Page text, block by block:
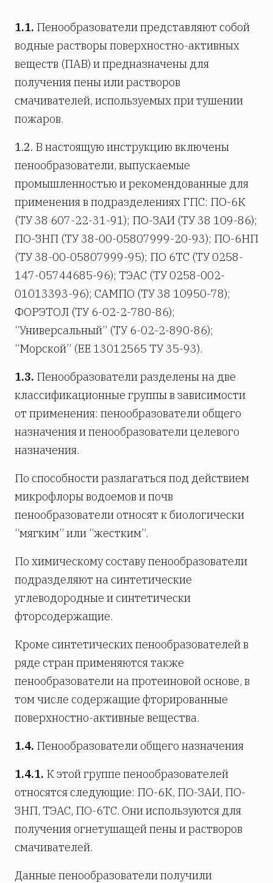
1.1. Пенообразователи представляют собой
водные растворы поверхностно-активных
веществ (ПАВ) и предназначены для
получения пены или растворов
смачивателей, используемых при тушении
пожаров.
1.2. В настоящую инструкцию включены
пенообразователи, выпускаемые
промышленностью и рекомендованные для
применения в подразделениях ГПС: ПО-6К
(ТУ 38 607-22-31-91); ПО-ЗАИ (ТУ 38 109-86);
ПО-ЗНП (ТУ 38-00-05807999-20-93); ПО-6НП
(ТУ 38-00-05807999-95); ПО 6ТС (ТУ 0258-
147-05744685-96); ТЭАС (ТУ 0258-002-
01013393-96); САМПО (ТУ 38 10950-78);
ФОРЭТОЛ (ТУ 6-02-2-780-86);
“Универсальный” (ТУ 6-02-2-890-86);
“Морской” (ЕЕ 13012565 ТУ 35-93).
1.3. Пенообразователи разделены на две
классификационные группы в зависимости
от применения: пенообразователи общего
назначения и пенообразователи целевого
назначения.
По способности разлагаться под действием
микрофлоры водоемов и почв
пенообразователи относят к биологически
“мягким” или “жестким”.
По химическому составу пенообразователи
подразделяют на синтетические
углеводородные и синтетически
фторсодержащие.
Кроме синтетических пенообразователей в
ряде стран применяются также
пенообразователи на протеиновой основе, в
том числе содержащие фторированные
поверхностно-активные вещества.
1.4. Пенообразователи общего назначения
1.4.1. К этой группе пенообразователей
относятся следующие: ПО-6К, ПО-ЗАИ, ПО-
ЗНП, ТЭАС, ПО-6ТС. Они используются для
получения огнетушащей пены и растворов
смачивателей.
Данные пенообразователи получили